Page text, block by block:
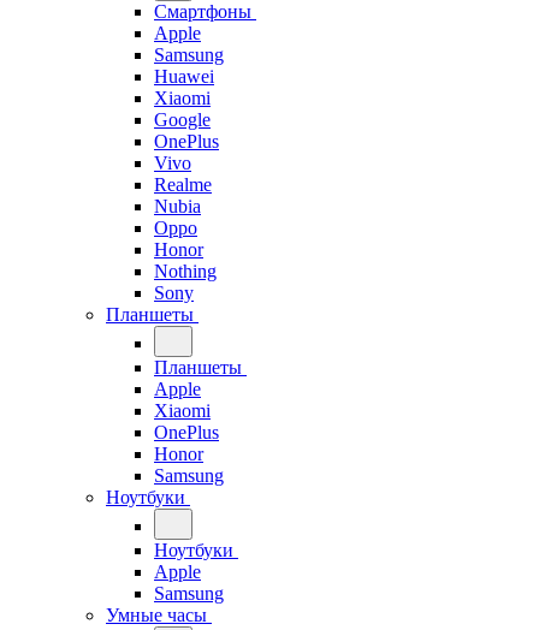
Смартфоны
Apple
Samsung
Huawei
Xiaomi
Google
OnePlus
Vivo
Realme
Nubia
Oppo
Honor
Nothing
Sony
Планшеты
Планшеты
Apple
Xiaomi
OnePlus
Honor
Samsung
Ноутбуки
Ноутбуки
Apple
Samsung
Умные часы